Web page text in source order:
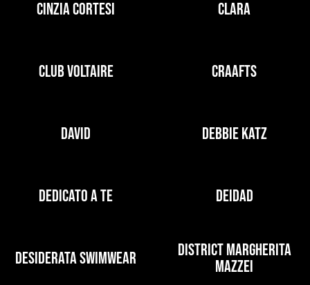
CINZIA CORTESI CLARA
CLUB VOLTAIRE CRAAFTS
DAVID DEBBIE KATZ
DEDICATO A TE DEIDAD
DESIDERATA SWIMWEAR
DISTRICT MARGHERITA
MAZZEI